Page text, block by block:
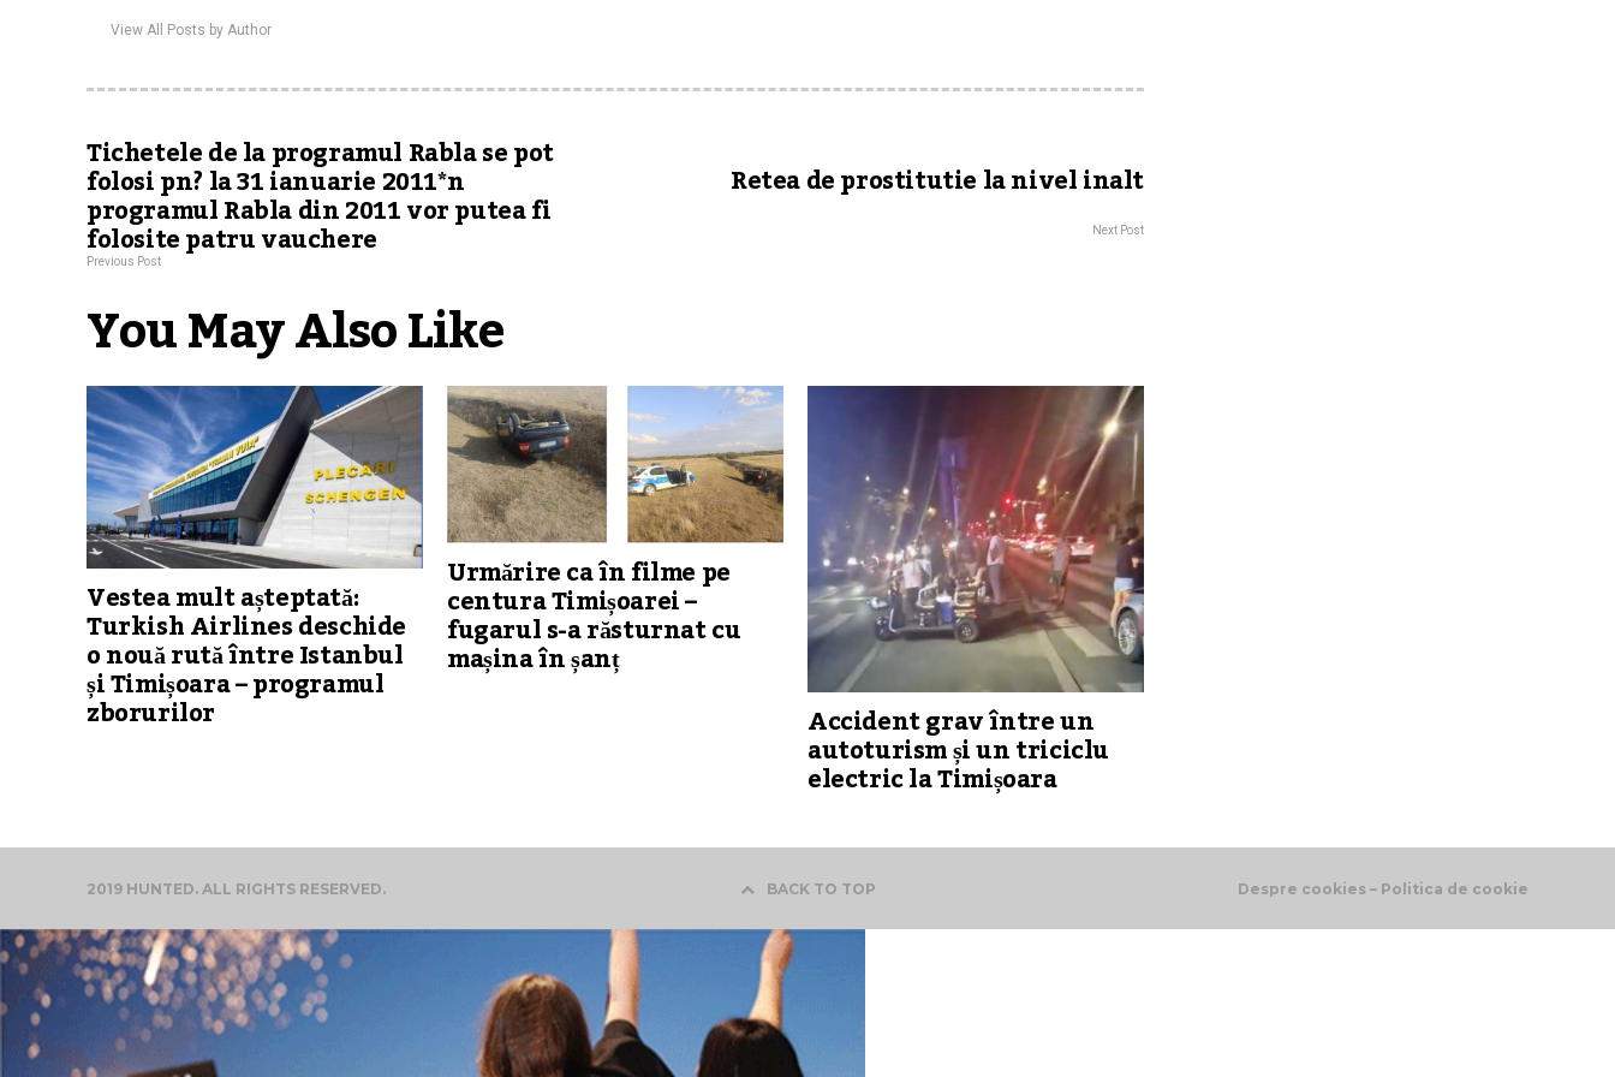
View All Posts by Author
Tichetele de la programul Rabla se pot
folosi pn? la 31 ianuarie 2011*n
programul Rabla din 2011 vor putea fi
folosite patru vauchere
Previous Post
Retea de prostitutie la nivel inalt
Next Post
You May Also Like
Vestea mult așteptată:
Turkish Airlines deschide
o nouă rută între Istanbul
și Timișoara – programul
zborurilor
Urmărire ca în filme pe
centura Timișoarei –
fugarul s-a răsturnat cu
mașina în șanț
Accident grav între un
autoturism și un triciclu
electric la Timișoara
2019 HUNTED. ALL RIGHTS RESERVED. BACK TO TOP Despre cookies – Politica de cookie